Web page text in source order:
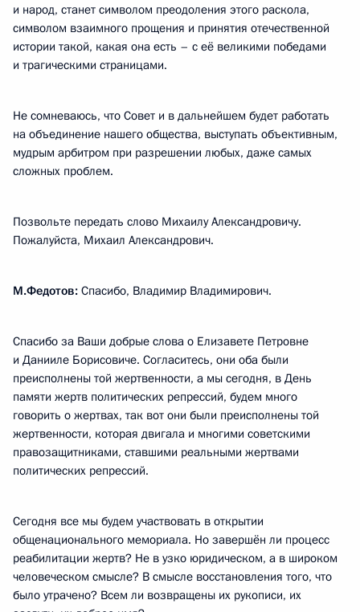
и народ, станет символом преодоления этого раскола,
символом взаимного прощения и принятия отечественной
истории такой, какая она есть – с её великими победами
и трагическими страницами.
Не сомневаюсь, что Совет и в дальнейшем будет работать
на объединение нашего общества, выступать объективным,
мудрым арбитром при разрешении любых, даже самых
сложных проблем.
Позвольте передать слово Михаилу Александровичу.
Пожалуйста, Михаил Александрович.
М.Федотов: Спасибо, Владимир Владимирович.
Спасибо за Ваши добрые слова о Елизавете Петровне
и Данииле Борисовиче. Согласитесь, они оба были
преисполнены той жертвенности, а мы сегодня, в День
памяти жертв политических репрессий, будем много
говорить о жертвах, так вот они были преисполнены той
жертвенности, которая двигала и многими советскими
правозащитниками, ставшими реальными жертвами
политических репрессий.
Сегодня все мы будем участвовать в открытии
общенационального мемориала. Но завершён ли процесс
реабилитации жертв? Не в узко юридическом, а в широком
человеческом смысле? В смысле восстановления того, что
было утрачено? Всем ли возвращены их рукописи, их